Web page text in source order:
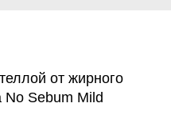
от жирного
No Sebum Mild